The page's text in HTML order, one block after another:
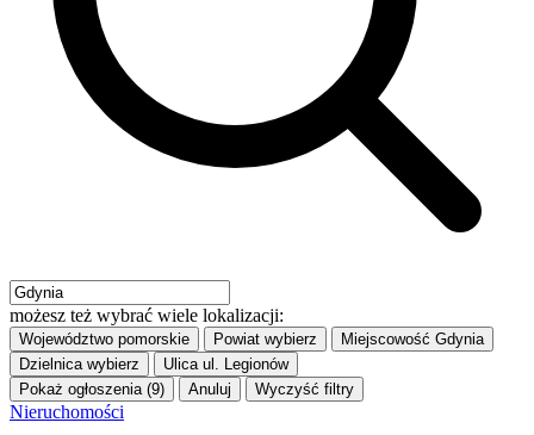
możesz też wybrać wiele lokalizacji:
Województwo pomorskie Powiat wybierz Miejscowość Gdynia
Dzielnica wybierz Ulica ul. Legionów
Pokaż ogłoszenia (9)
Anuluj Wyczyść filtry
Nieruchomości